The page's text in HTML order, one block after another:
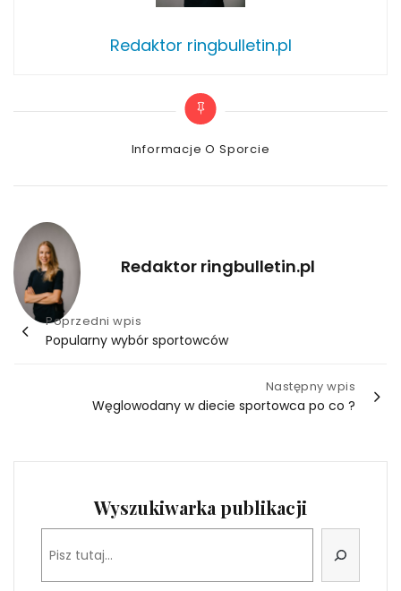
Redaktor ringbulletin.pl
Categories
Informacje O Sporcie
Redaktor ringbulletin.pl
Nawigacja
wpisu
Poprzedni wpis
Popularny wybór sportowców
Następny wpis
Węglowodany w diecie sportowca po co ?
Wyszukiwarka publikacji
Szukaj